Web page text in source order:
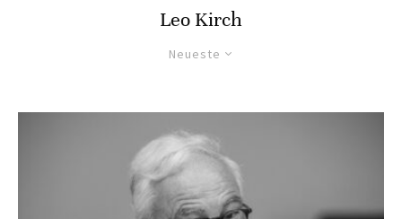
Leo Kirch
Neueste